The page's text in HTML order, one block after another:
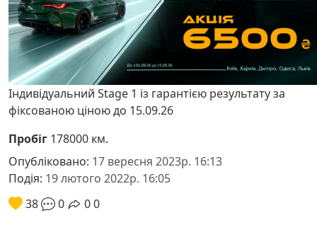
Індивідуальний Stage 1 із гарантією результату за
фіксованою ціною до 15.09.26
Пробіг 178000 км.
Опубліковано: 17 вересня 2023р. 16:13
Подія: 19 лютого 2022р. 16:05
38
0 00